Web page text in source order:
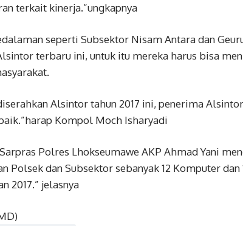
terkait kinerja.”ungkapnya
seperti Subsektor Nisam Antara dan
terbaru ini, untuk itu mereka harus bisa
Alsintor tahun 2017 ini, penerima
Kompol Moch Isharyadi
Polres Lhokseumawe AKP Ahmad Yani
Polsek dan Subsektor sebanyak 12 Komputer
2017.” jelasnya